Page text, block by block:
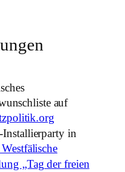
auf
in
„Tag der freien